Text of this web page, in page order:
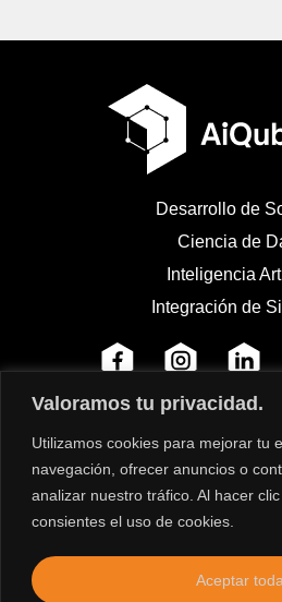
Valoramos tu privacidad.
Utilizamos cookies para mejorar tu
navegación, ofrecer anuncios o
analizar nuestro tráfico. Al hacer
consientes el uso de cookies.
Aceptar
Desarrollo de
Ciencia de
Inteligencia
Integración de